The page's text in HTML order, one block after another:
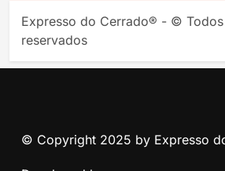
Expresso do Cerrado® - ©
reservados
© Copyright 2025 by Expresso